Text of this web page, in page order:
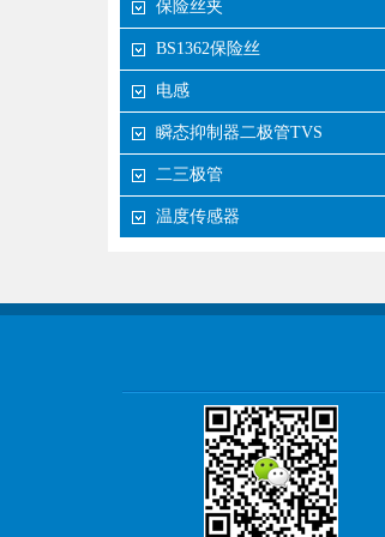
保险丝夹
BS1362保险丝
电感
瞬态抑制器二极管TVS
二三极管
温度传感器